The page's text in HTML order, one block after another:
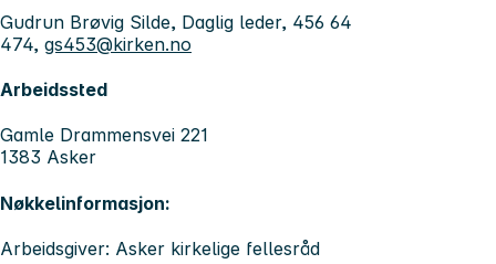
Gudrun Brøvig Silde, Daglig leder, 456 64
474, gs453@kirken.no
Arbeidssted
Gamle Drammensvei 221
1383 Asker
Nøkkelinformasjon:
Arbeidsgiver: Asker kirkelige fellesråd